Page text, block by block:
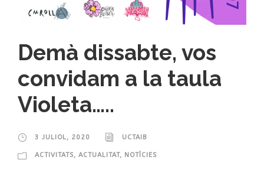
Demà dissabte, vos
convidam a la taula
Violeta…..
3 JULIOL, 2020 UCTAIB
ACTIVITATS, ACTUALITAT, NOTÍCIES